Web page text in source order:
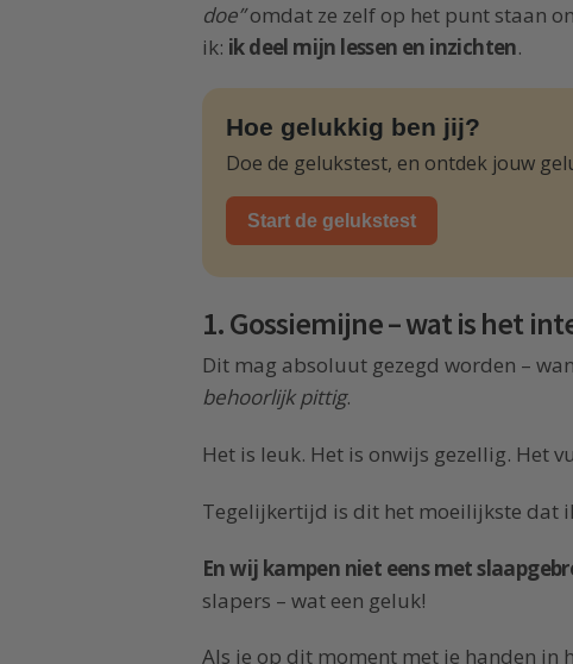
doe”omdat ze zelf op het punt staan
ik: ik deel mijn lessen en inzichten.
Hoe gelukkig ben jij?
Doe de gelukstest, en ontdek jouw
Start de gelukstest
1. Gossiemijne – wat is het
Dit mag absoluut gezegd worden –
behoorlijk pittig.
Het is leuk. Het is onwijs gezellig. Het
Tegelijkertijd is dit het moeilijkste dat
En wij kampen niet eens met
slapers – wat een geluk!
Als je op dit moment met je handen in